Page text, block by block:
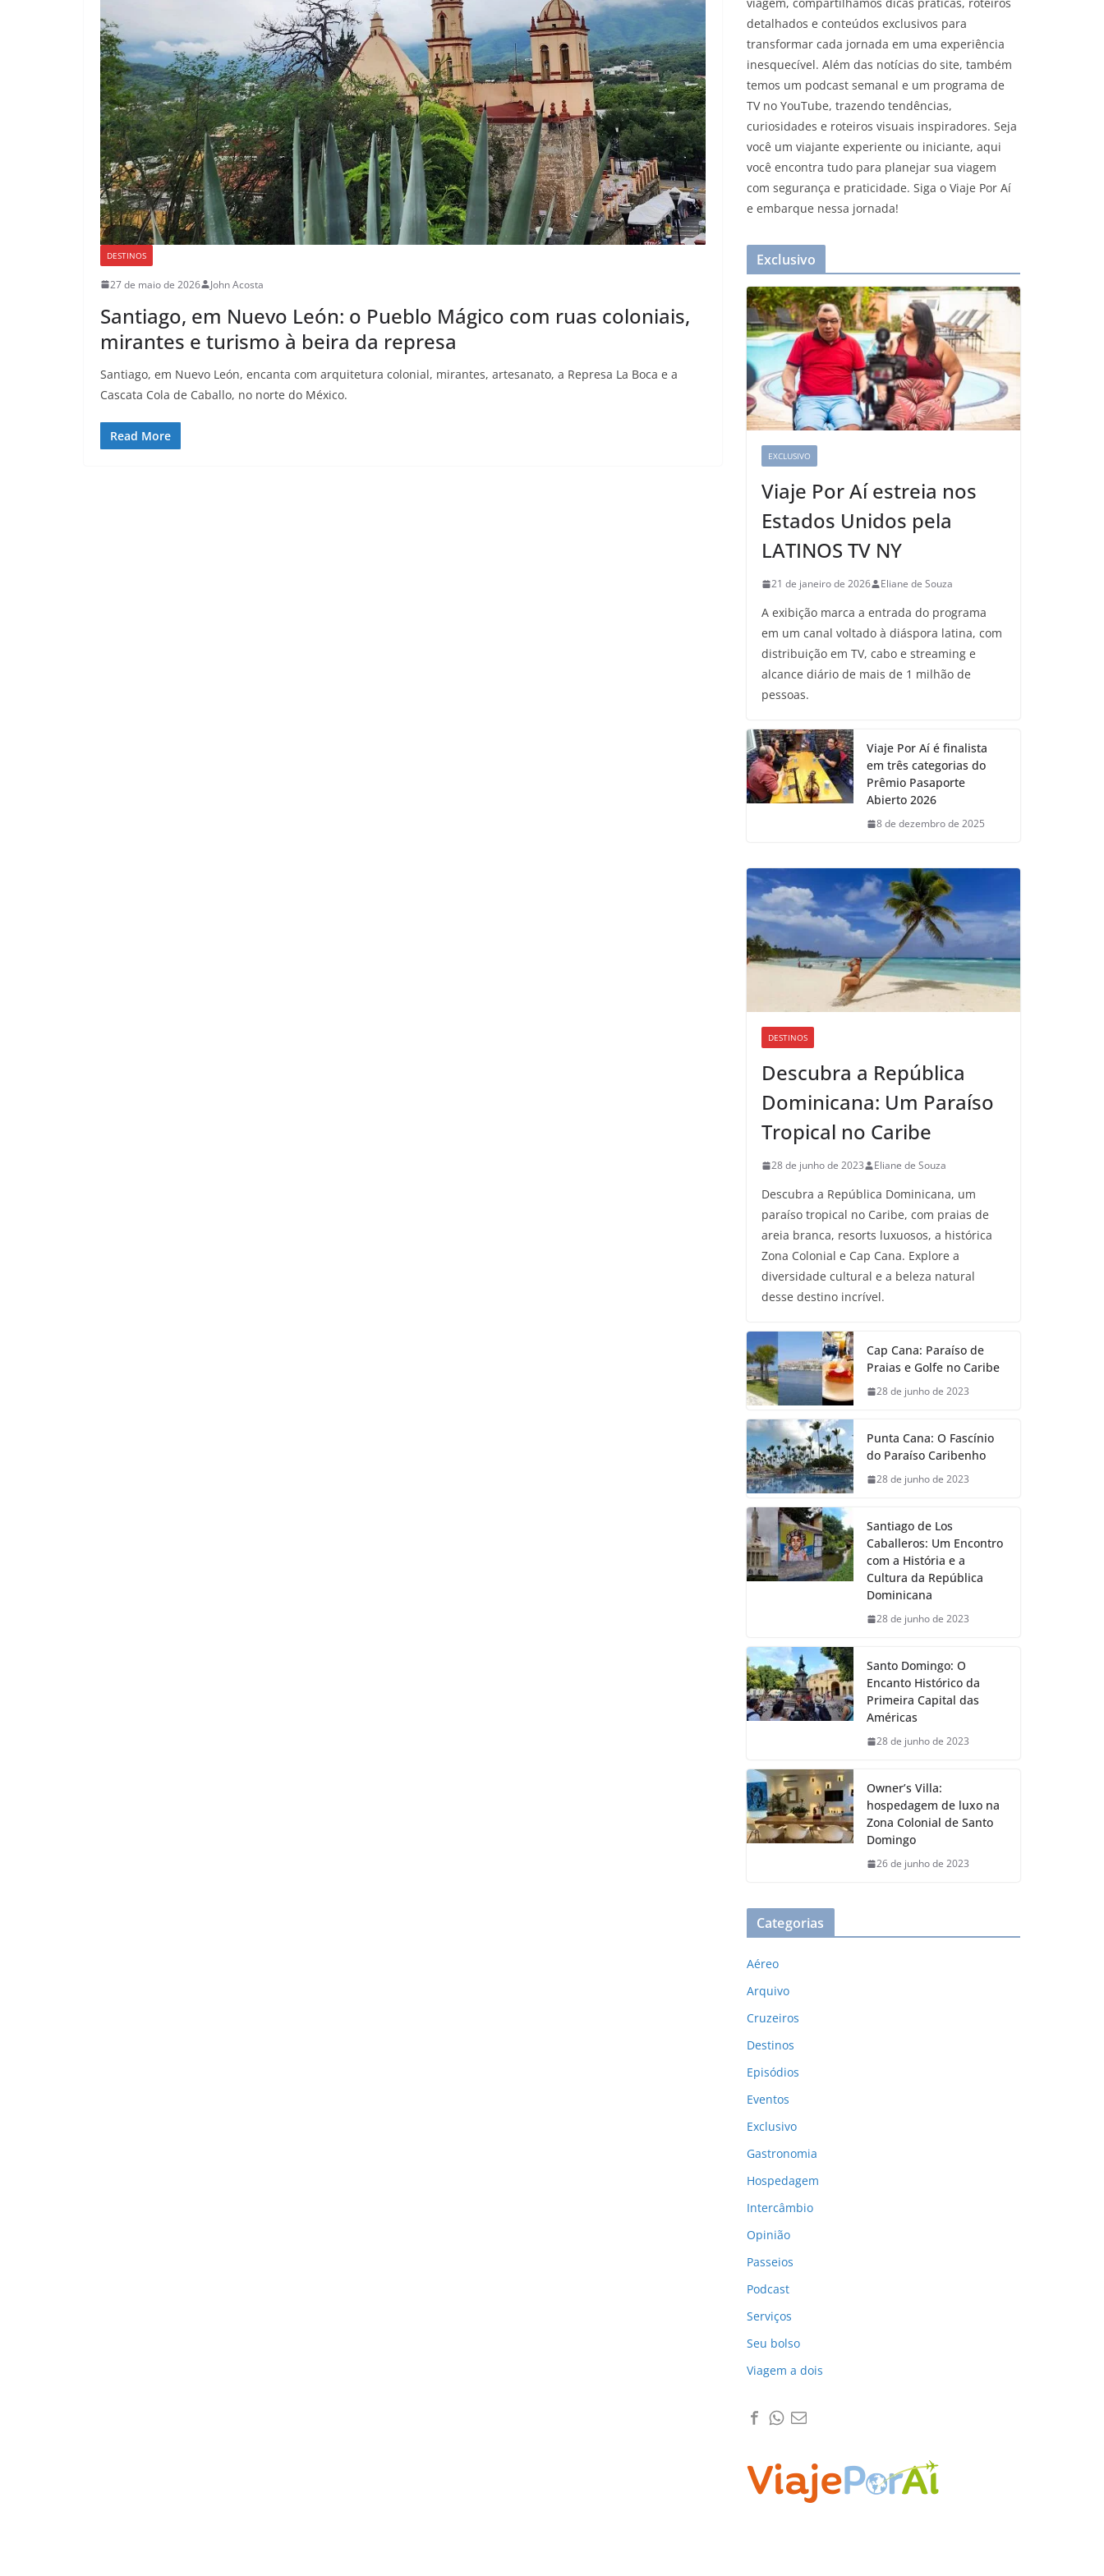
DESTINOS
27 de maio de 2026 John Acosta
Santiago, em Nuevo León: o Pueblo Mágico com ruas coloniais,
mirantes e turismo à beira da represa
Santiago, em Nuevo León, encanta com arquitetura colonial, mirantes, artesanato, a Represa La Boca e a
Cascata Cola de Caballo, no norte do México.
Read More
detalhados e conteúdos exclusivos para
transformar cada jornada em uma experiência
inesquecível. Além das notícias do site, também
temos um podcast semanal e um programa de
TV no YouTube, trazendo tendências,
curiosidades e roteiros visuais inspiradores. Seja
você um viajante experiente ou iniciante, aqui
você encontra tudo para planejar sua viagem
com segurança e praticidade. Siga o Viaje Por Aí
e embarque nessa jornada!
Exclusivo
EXCLUSIVO
Viaje Por Aí estreia nos
Estados Unidos pela
LATINOS TV NY
21 de janeiro de 2026 Eliane de Souza
A exibição marca a entrada do programa
em um canal voltado à diáspora latina, com
distribuição em TV, cabo e streaming e
alcance diário de mais de 1 milhão de
pessoas.
Viaje Por Aí é finalista
em três categorias do
Prêmio Pasaporte
Abierto 2026
8 de dezembro de 2025
DESTINOS
Descubra a República
Dominicana: Um Paraíso
Tropical no Caribe
28 de junho de 2023 Eliane de Souza
Descubra a República Dominicana, um
paraíso tropical no Caribe, com praias de
areia branca, resorts luxuosos, a histórica
Zona Colonial e Cap Cana. Explore a
diversidade cultural e a beleza natural
desse destino incrível.
Cap Cana: Paraíso de
Praias e Golfe no Caribe
28 de junho de 2023
Punta Cana: O Fascínio
do Paraíso Caribenho
28 de junho de 2023
Santiago de Los
Caballeros: Um Encontro
com a História e a
Cultura da República
Dominicana
28 de junho de 2023
Santo Domingo: O
Encanto Histórico da
Primeira Capital das
Américas
28 de junho de 2023
Owner’s Villa:
hospedagem de luxo na
Zona Colonial de Santo
Domingo
26 de junho de 2023
Categorias
Aéreo
Arquivo
Cruzeiros
Destinos
Episódios
Eventos
Exclusivo
Gastronomia
Hospedagem
Intercâmbio
Opinião
Passeios
Podcast
Serviços
Seu bolso
Viagem a dois